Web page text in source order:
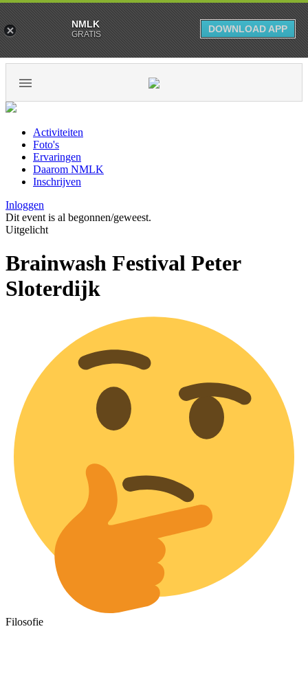
Activiteiten
Foto's
Ervaringen
Daarom NMLK
Inschrijven
Inloggen
Dit event is al begonnen/geweest.
Uitgelicht
Brainwash Festival Peter
Sloterdijk
Filosofie
NMLK
GRATIS DOWNLOAD APP